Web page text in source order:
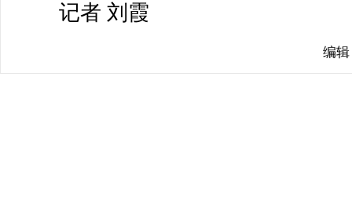
记者 刘霞
编